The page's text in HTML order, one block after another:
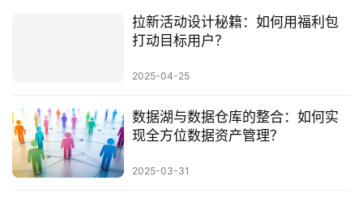
拉新活动设计秘籍：如何用福利包
打动目标用户？
2025-04-25
数据湖与数据仓库的整合：如何实
现全方位数据资产管理？
2025-03-31